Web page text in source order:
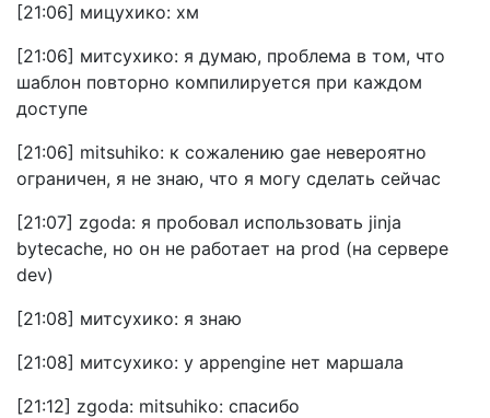
[21:06] мицухико: хм
[21:06] митсухико: я думаю, проблема в том, что
шаблон повторно компилируется при каждом
доступе
[21:06] mitsuhiko: к сожалению gae невероятно
ограничен, я не знаю, что я могу сделать сейчас
[21:07] zgoda: я пробовал использовать jinja
bytecache, но он не работает на prod (на сервере
dev)
[21:08] митсухико: я знаю
[21:08] митсухико: у appengine нет маршала
[21:12] zgoda: mitsuhiko: спасибо